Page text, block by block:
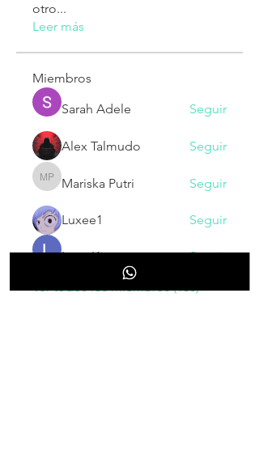
otro...
Leer más
Miembros
Sarah Adele
Seguir
Alex Talmudo Seguir
Mariska Putri
Mariska Putri Seguir
Luxee1 Seguir
Larry King
Seguir
Ver todos los miembros (130)